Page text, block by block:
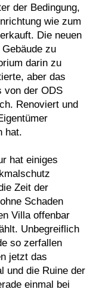
der Bedingung,
wie zum
Die neuen
zu
darin zu
aber das
von der ODS
Renoviert und
hat.
hat einiges
Zeit der
Schaden
Villa offenbar
Unbegreiflich
so zerfallen
jetzt das
und die Ruine der
einmal bei